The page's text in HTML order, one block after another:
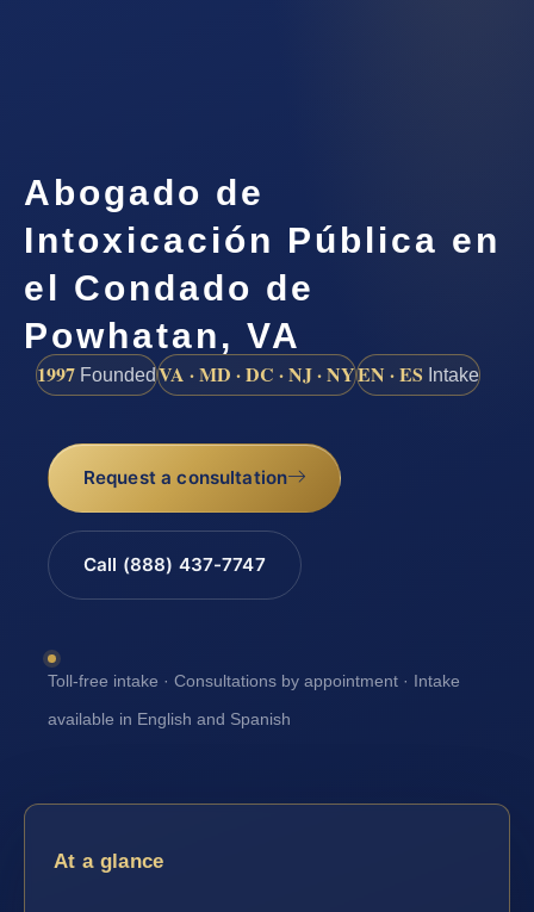
Abogado de
Intoxicación Pública en
el Condado de
Powhatan, VA
1997 FoundedVA · MD · DC · NJ · NYEN · ES Intake
Request a consultation
Call (888) 437-7747
Toll-free intake · Consultations by appointment · Intake
available in English and Spanish
At a glance